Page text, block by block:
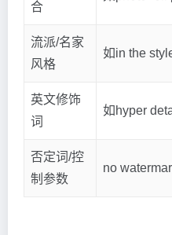
合
流派/名家
风格
如in the
英文修饰
词
如hyper
否定词/控
制参数
no